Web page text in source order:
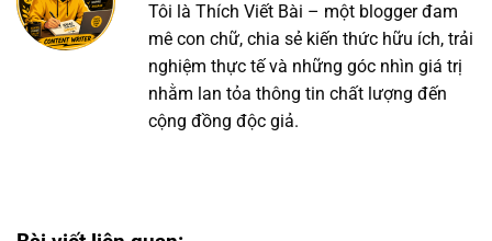
Tôi là Thích Viết Bài – một blogger đam
mê con chữ, chia sẻ kiến thức hữu ích, trải
nghiệm thực tế và những góc nhìn giá trị
nhằm lan tỏa thông tin chất lượng đến
cộng đồng độc giả.